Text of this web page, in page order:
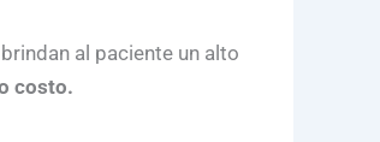
al paciente un alto
costo.